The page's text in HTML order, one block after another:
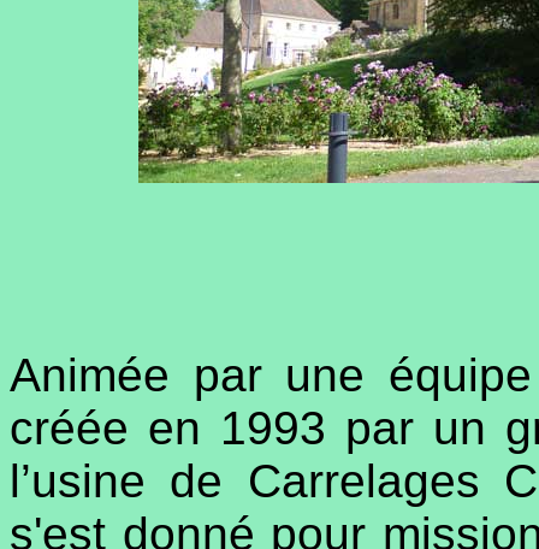
Animée par une
créée en 1993 par un
l’usine de Carrelages
s'est donné pour